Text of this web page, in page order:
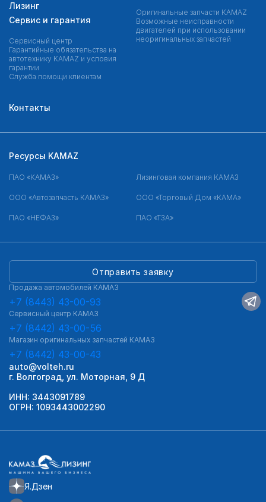
Лизинг
Сервис и гарантия
Сервисный центр
Гарантийные обязательства на
автотехнику KAMAZ и условия
гарантии
Служба помощи клиентам
Оригинальные запчасти КAMAZ
Возможные неисправности
двигателей при использовании
неоригинальных запчастей
Контакты
Я.Дзен
Отправить заявку
Продажа автомобилей КАМАЗ
+7 (8443) 43-00-93
Сервисный центр КАМАЗ
+7 (8442) 43-00-56
Магазин оригинальных запчастей КАМАЗ
+7 (8442) 43-00-43
auto@volteh.ru
г. Волгоград, ул. Моторная, 9 Д
ИНН: 3443091789
ОГРН: 1093443002290
Ресурсы KAMAZ
ПАО «КАМАЗ» Лизинговая компания КАМАЗ
ООО «Автозапчасть КАМАЗ» ООО «Торговый Дом «КАМА»
ПАО «НЕФАЗ» ПАО «ТЗА»